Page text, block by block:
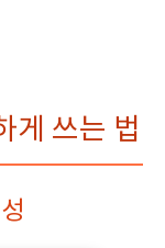
게 쓰는 법